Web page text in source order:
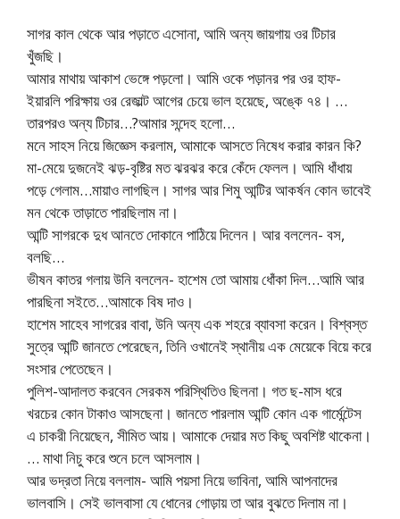
সাগর কাল থেকে আর পড়াতে এসোনা, আমি অন্য জায়গায় ওর টিচার
খুঁজছি।
আমার মাথায় আকাশ ভেঙ্গে পড়লো। আমি ওকে পড়ানর পর ওর হাফ-
ইয়ারলি পরিক্ষায় ওর রেজাল্ট আগের চেয়ে ভাল হয়েছে, অঙ্কে ৭৪। …
তারপরও অন্য টিচার…?আমার সন্দেহ হলো…
মনে সাহস নিয়ে জিজ্ঞেস করলাম, আমাকে আসতে নিষেধ করার কারন কি?
মা-মেয়ে দুজনেই ঝড়-বৃষ্টির মত ঝরঝর করে কেঁদে ফেলল। আমি ধাঁধায়
পড়ে গেলাম…মায়াও লাগছিল। সাগর আর শিমু আন্টির আকর্ষন কোন ভাবেই
মন থেকে তাড়াতে পারছিলাম না।
আন্টি সাগরকে দুধ আনতে দোকানে পাঠিয়ে দিলেন। আর বললেন- বস,
বলছি…
ভীষন কাতর গলায় উনি বললেন- হাশেম তো আমায় ধোঁকা দিল…আমি আর
পারছিনা সইতে…আমাকে বিষ দাও।
হাশেম সাহেব সাগরের বাবা, উনি অন্য এক শহরে ব্যাবসা করেন। বিশ্বস্ত
সুত্রে আন্টি জানতে পেরেছেন, তিনি ওখানেই স্থানীয় এক মেয়েকে বিয়ে করে
সংসার পেতেছেন।
পুলিশ-আদালত করবেন সেরকম পরিস্থিতিও ছিলনা। গত ছ-মাস ধরে
খরচের কোন টাকাও আসছেনা। জানতে পারলাম আন্টি কোন এক গার্মেন্টেস
এ চাকরী নিয়েছেন, সীমিত আয়। আমাকে দেয়ার মত কিছু অবশিষ্ট থাকেনা।
… মাথা নিচু করে শুনে চলে আসলাম।
আর ভদ্রতা নিয়ে বললাম- আমি পয়সা নিয়ে ভাবিনা, আমি আপনাদের
ভালবাসি। সেই ভালবাসা যে ধোনের গোড়ায় তা আর বুঝতে দিলাম না।